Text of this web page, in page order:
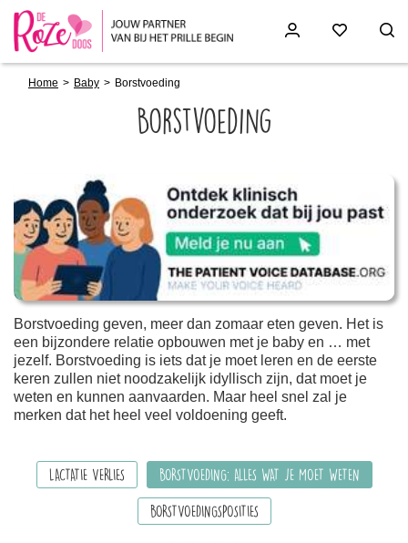
Home Baby Borstvoeding
Borstvoeding
Paragraphs
Borstvoeding geven, meer dan zomaar eten geven. Het is
een bijzondere relatie opbouwen met je baby en … met
jezelf. Borstvoeding is iets dat je moet leren en de eerste
keren zullen niet noodzakelijk idyllisch zijn, dat moet je
weten en kunnen aanvaarden. Maar heel snel zal je
merken dat het heel veel voldoening geeft.
LACTATIE VERLIES BORSTVOEDING: ALLES WAT JE MOET WETEN
BORSTVOEDINGSPOSITIES